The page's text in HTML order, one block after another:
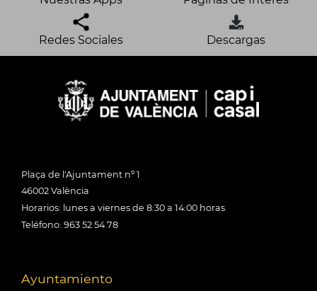
Redes Sociales Descargas
Plaça de l'Ajuntament nº 1
46002 València
Horarios: lunes a viernes de 8:30 a 14:00 horas
Teléfono: 963 52 54 78
Ayuntamiento